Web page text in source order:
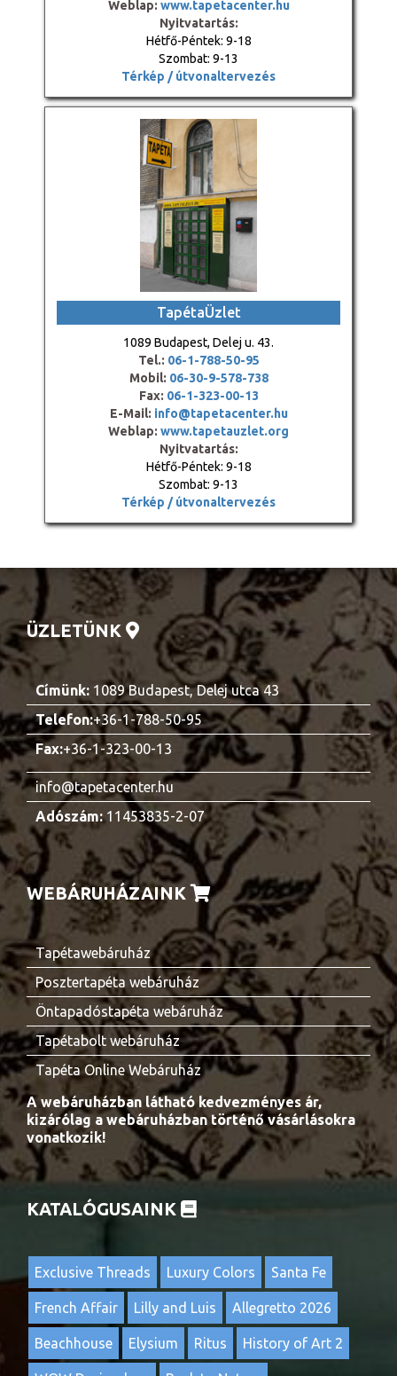
Weblap: www.tapetacenter.hu
Nyitvatartás:
Hétfő-Péntek: 9-18
Szombat: 9-13
Térkép / útvonaltervezés
TapétaÜzlet
1089 Budapest, Delej u. 43.
Tel.: 06-1-788-50-95
Mobil: 06-30-9-578-738
Fax: 06-1-323-00-13
E-Mail: info@tapetacenter.hu
Weblap: www.tapetauzlet.org
Nyitvatartás:
Hétfő-Péntek: 9-18
Szombat: 9-13
Térkép / útvonaltervezés
ÜZLETÜNK
Címünk: 1089 Budapest, Delej utca 43
Telefon:+36-1-788-50-95
Fax:+36-1-323-00-13
info@tapetacenter.hu
Adószám:11453835-2-07
WEBÁRUHÁZAINK
Tapétawebáruház
Posztertapéta webáruház
Öntapadóstapéta webáruház
Tapétabolt webáruház
Tapéta Online Webáruház
A webáruházban látható kedvezményes ár,
kizárólag a webáruházban történő vásárlásokra
vonatkozik!
KATALÓGUSAINK
Exclusive Threads Luxury Colors Santa Fe
French Affair Lilly and Luis Allegretto 2026
Beachhouse Elysium Ritus History of Art 2